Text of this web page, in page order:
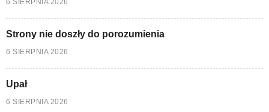
6 SIERPNIA 2026
Strony nie doszły do porozumienia
6 SIERPNIA 2026
Upał
6 SIERPNIA 2026